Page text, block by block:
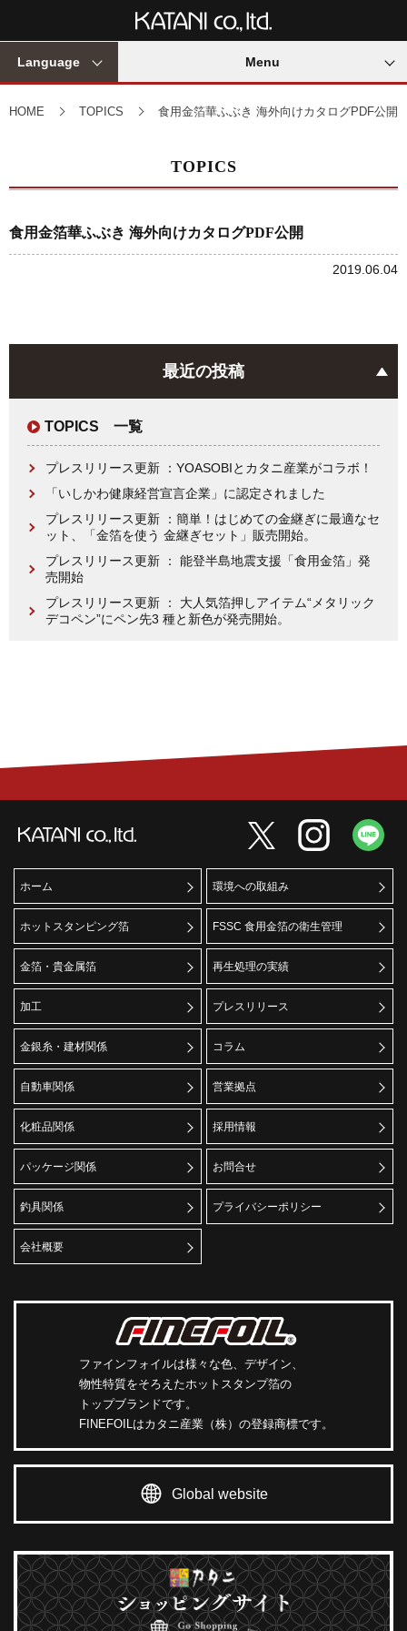
Language Menu
HOME TOPICS 食用金箔華ふぶき 海外向けカタログPDF公開
TOPICS
最近の投稿
TOPICS 一覧
プレスリリース更新 ：YOASOBIとカタニ産業がコラボ！
「いしかわ健康経営宣言企業」に認定されました
プレスリリース更新 ：簡単！はじめての金継ぎに最適なセ
ット、「金箔を使う 金継ぎセット」販売開始。
プレスリリース更新 ： 能登半島地震支援「食用金箔」発
売開始
プレスリリース更新 ： 大人気箔押しアイテム“メタリック
デコペン”にペン先3 種と新色が発売開始。
食用金箔華ふぶき 海外向けカタログPDF公開
2019.06.04
ホーム
ホットスタンピング箔
金箔・貴金属箔
加工
金銀糸・建材関係
自動車関係
化粧品関係
パッケージ関係
釣具関係
会社概要
環境への取組み
FSSC 食用金箔の衛生管理
再生処理の実績
プレスリリース
コラム
営業拠点
採用情報
お問合せ
プライバシーポリシー
ファインフォイルは様々な色、デザイン、
物性特質をそろえたホットスタンプ箔の
トップブランドです。
FINEFOILはカタニ産業（株）の登録商標です。
Global website